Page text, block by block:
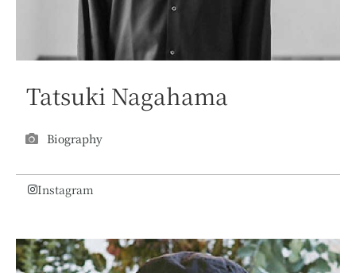
Tatsuki Nagahama
Biography
Instagram